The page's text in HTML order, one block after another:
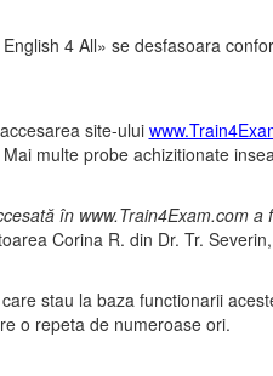
4 All» se desfasoara
site-ului
multe probe achizitionate
în www.Train4Exam.com
Corina R. din Dr. Tr.
stau la baza functionarii
o repeta de numeroase ori.